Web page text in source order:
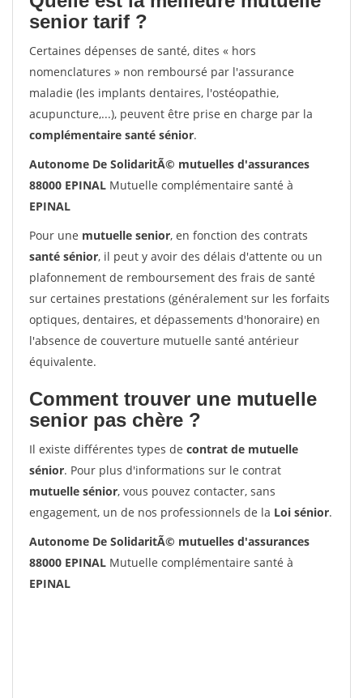
senior tarif ?
Certaines dépenses de santé, dites « hors
nomenclatures » non remboursé par l'assurance
maladie (les implants dentaires, l'ostéopathie,
acupuncture,...), peuvent être prise en charge par la
complémentaire santé sénior.
Autonome De SolidaritÃ© mutuelles d'assurances
88000 EPINAL Mutuelle complémentaire santé à
EPINAL
Pour une mutuelle senior, en fonction des contrats
santé sénior, il peut y avoir des délais d'attente ou un
plafonnement de remboursement des frais de santé
sur certaines prestations (généralement sur les forfaits
optiques, dentaires, et dépassements d'honoraire) en
l'absence de couverture mutuelle santé antérieur
équivalente.
Comment trouver une mutuelle
senior pas chère ?
Il existe différentes types de contrat de mutuelle
sénior. Pour plus d'informations sur le contrat
mutuelle sénior, vous pouvez contacter, sans
engagement, un de nos professionnels de la Loi sénior.
Autonome De SolidaritÃ© mutuelles d'assurances
88000 EPINAL Mutuelle complémentaire santé à
EPINAL